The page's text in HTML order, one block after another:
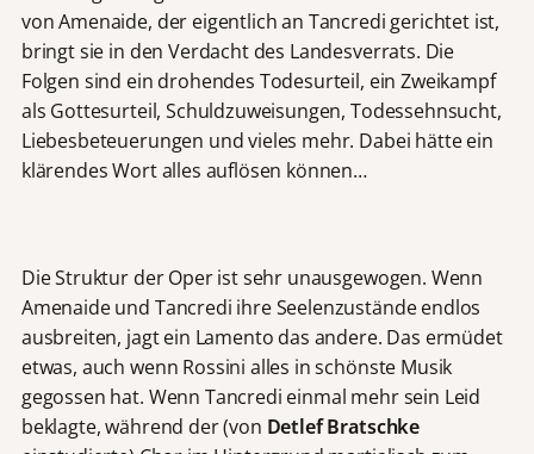
von Amenaide, der eigentlich an Tancredi gerichtet ist,
bringt sie in den Verdacht des Landesverrats. Die
Folgen sind ein drohendes Todesurteil, ein Zweikampf
als Gottesurteil, Schuldzuweisungen, Todessehnsucht,
Liebesbeteuerungen und vieles mehr. Dabei hätte ein
klärendes Wort alles auflösen können…
Die Struktur der Oper ist sehr unausgewogen. Wenn
Amenaide und Tancredi ihre Seelenzustände endlos
ausbreiten, jagt ein Lamento das andere. Das ermüdet
etwas, auch wenn Rossini alles in schönste Musik
gegossen hat. Wenn Tancredi einmal mehr sein Leid
beklagte, während der (von Detlef Bratschke